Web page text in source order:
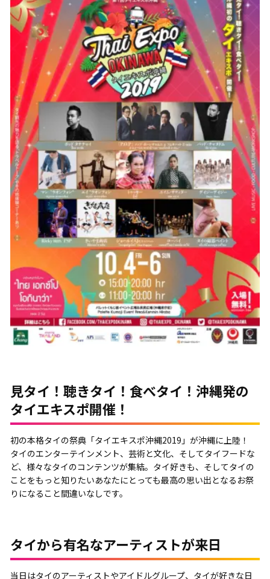
見タイ！聴きタイ！食べタイ！沖縄発の
タイエキスポ開催！
初の本格タイの祭典「タイエキスポ沖縄2019」が沖縄に上陸！
タイのエンターテインメント、芸術と文化、そしてタイフードな
ど、様々なタイのコンテンツが集結。タイ好きも、そしてタイの
ことをもっと知りたいあなたにとっても最高の思い出となるお祭
りになること間違いなしです。
タイから有名なアーティストが来日
当日はタイのアーティストやアイドルグループ、タイが好きな日